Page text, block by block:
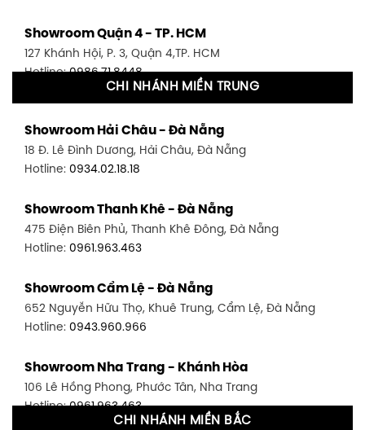
Showroom Quận 4 - TP. HCM
127 Khánh Hội, P. 3, Quận 4,TP. HCM
Hotline:0986.71.8448
1411 Đường 3/2, P. 16, Quận 11, TP. HCM
Hotline:0906.256.759
1448 Huỳnh Tấn Phát, Phú Thuận, Quận 7, TP HCM
Hotline:0946.480.580
348 Đ. Bạch Đằng, P. 14, Bình Thạnh, TP HCM
Hotline:0902.716.230
591 Hoàng Văn Thụ, P. 4, Tân Bình, TP HCM
Hotline:0906.256.759
CHI NHÁNH MIỀN TRUNG
Showroom Hải Châu - Đà Nẵng
18 Đ. Lê Đình Dương, Hải Châu, Đà Nẵng
Hotline: 0934.02.18.18
Showroom Thanh Khê - Đà Nẵng
475 Điện Biên Phủ, Thanh Khê Đông, Đà Nẵng
Hotline: 0961.963.463
Showroom Cẩm Lệ - Đà Nẵng
652 Nguyễn Hữu Thọ, Khuê Trung, Cẩm Lệ, Đà Nẵng
Hotline: 0943.960.966
Showroom Nha Trang - Khánh Hòa
106 Lê Hồng Phong, Phước Tân, Nha Trang
Hotline:0961.963.463
CHI NHÁNH MIỀN BẮC